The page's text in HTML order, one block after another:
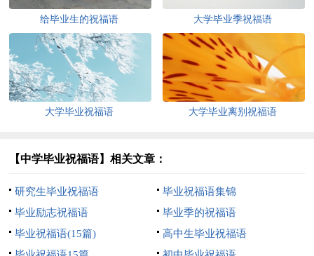
给毕业生的祝福语 大学毕业季祝福语
大学毕业祝福语 大学毕业离别祝福语
【中学毕业祝福语】相关文章：
研究生毕业祝福语
毕业祝福语集锦
毕业励志祝福语
毕业季的祝福语
毕业祝福语(15篇)
高中生毕业祝福语